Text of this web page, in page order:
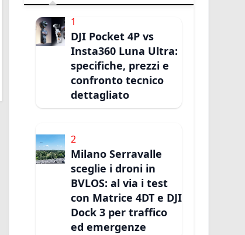
1
DJI Pocket 4P vs
Insta360 Luna Ultra:
specifiche, prezzi e
confronto tecnico
dettagliato
2
Milano Serravalle
sceglie i droni in
BVLOS: al via i test
con Matrice 4DT e DJI
Dock 3 per traffico
ed emergenze